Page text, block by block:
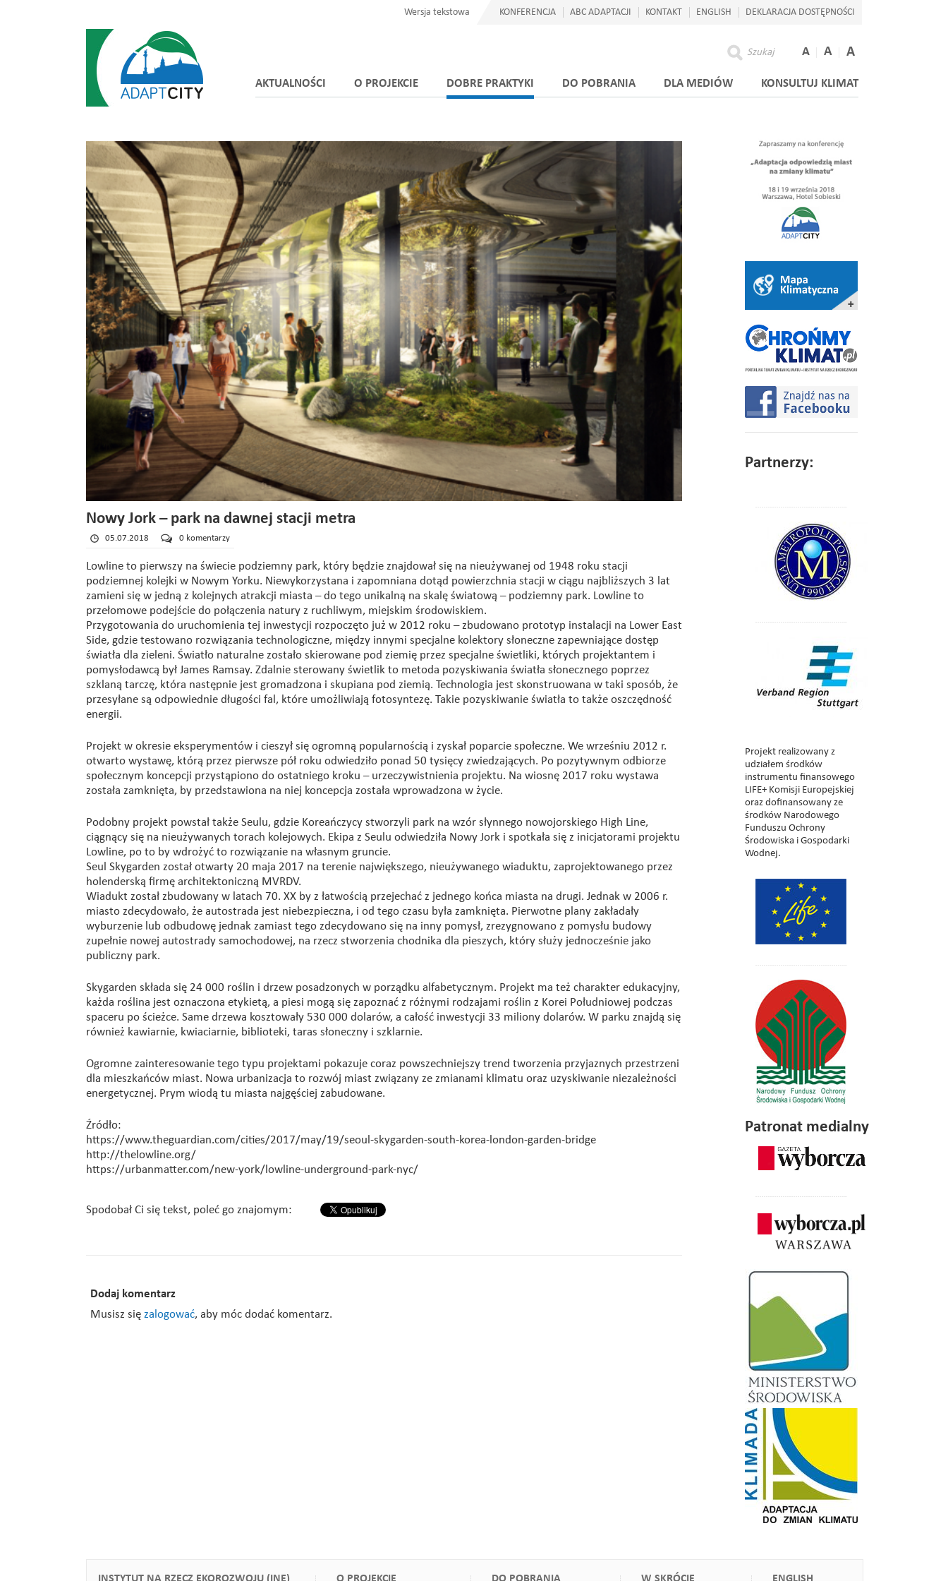
KONFERENCJA ABC ADAPTACJI KONTAKT ENGLISH DEKLARACJA DOSTĘPNOŚCI
A A A
Wersja tekstowa
Szukaj
AKTUALNOŚCI O PROJEKCIE DOBRE PRAKTYKI DO POBRANIA DLA MEDIÓW KONSULTUJ KLIMAT
Nowy Jork – park na dawnej stacji metra
05.07.2018 0 komentarzy
Lowline to pierwszy na świecie podziemny park, który będzie znajdował się na nieużywanej od 1948 roku stacji
podziemnej kolejki w Nowym Yorku. Niewykorzystana i zapomniana dotąd powierzchnia stacji w ciągu najbliższych 3 lat
zamieni się w jedną z kolejnych atrakcji miasta – do tego unikalną na skalę światową – podziemny park. Lowline to
przełomowe podejście do połączenia natury z ruchliwym, miejskim środowiskiem.
Przygotowania do uruchomienia tej inwestycji rozpoczęto już w 2012 roku – zbudowano prototyp instalacji na Lower East
Side, gdzie testowano rozwiązania technologiczne, między innymi specjalne kolektory słoneczne zapewniające dostęp
światła dla zieleni. Światło naturalne zostało skierowane pod ziemię przez specjalne świetliki, których projektantem i
pomysłodawcą był James Ramsay. Zdalnie sterowany świetlik to metoda pozyskiwania światła słonecznego poprzez
szklaną tarczę, która następnie jest gromadzona i skupiana pod ziemią. Technologia jest skonstruowana w taki sposób, że
przesyłane są odpowiednie długości fal, które umożliwiają fotosyntezę. Takie pozyskiwanie światła to także oszczędność
energii.
Projekt w okresie eksperymentów i cieszył się ogromną popularnością i zyskał poparcie społeczne. We wrześniu 2012 r.
otwarto wystawę, którą przez pierwsze pół roku odwiedziło ponad 50 tysięcy zwiedzających. Po pozytywnym odbiorze
społecznym koncepcji przystąpiono do ostatniego kroku – urzeczywistnienia projektu. Na wiosnę 2017 roku wystawa
została zamknięta, by przedstawiona na niej koncepcja została wprowadzona w życie.
Podobny projekt powstał także Seulu, gdzie Koreańczycy stworzyli park na wzór słynnego nowojorskiego High Line,
ciągnący się na nieużywanych torach kolejowych. Ekipa z Seulu odwiedziła Nowy Jork i spotkała się z inicjatorami projektu
Lowline, po to by wdrożyć to rozwiązanie na własnym gruncie.
Seul Skygarden został otwarty 20 maja 2017 na terenie największego, nieużywanego wiaduktu, zaprojektowanego przez
holenderską firmę architektoniczną MVRDV.
Wiadukt został zbudowany w latach 70. XX by z łatwością przejechać z jednego końca miasta na drugi. Jednak w 2006 r.
miasto zdecydowało, że autostrada jest niebezpieczna, i od tego czasu była zamknięta. Pierwotne plany zakładały
wyburzenie lub odbudowę jednak zamiast tego zdecydowano się na inny pomysł, zrezygnowano z pomysłu budowy
zupełnie nowej autostrady samochodowej, na rzecz stworzenia chodnika dla pieszych, który służy jednocześnie jako
publiczny park.
Skygarden składa się 24 000 roślin i drzew posadzonych w porządku alfabetycznym. Projekt ma też charakter edukacyjny,
każda roślina jest oznaczona etykietą, a piesi mogą się zapoznać z różnymi rodzajami roślin z Korei Południowej podczas
spaceru po ścieżce. Same drzewa kosztowały 530 000 dolarów, a całość inwestycji 33 miliony dolarów. W parku znajdą się
również kawiarnie, kwiaciarnie, biblioteki, taras słoneczny i szklarnie.
Ogromne zainteresowanie tego typu projektami pokazuje coraz powszechniejszy trend tworzenia przyjaznych przestrzeni
dla mieszkańców miast. Nowa urbanizacja to rozwój miast związany ze zmianami klimatu oraz uzyskiwanie niezależności
energetycznej. Prym wiodą tu miasta najgęściej zabudowane.
Źródło:
https://www.theguardian.com/cities/2017/may/19/seoul-skygarden-south-korea-london-garden-bridge
http://thelowline.org/
https://urbanmatter.com/new-york/lowline-underground-park-nyc/
Spodobał Ci się tekst, poleć go znajomym:
Dodaj komentarz
Musisz się zalogować, aby móc dodać komentarz.
Partnerzy:
Projekt realizowany z
udziałem środków
instrumentu finansowego
LIFE+ Komisji Europejskiej
oraz dofinansowany ze
środków Narodowego
Funduszu Ochrony
Środowiska i Gospodarki
Wodnej.
Patronat medialny